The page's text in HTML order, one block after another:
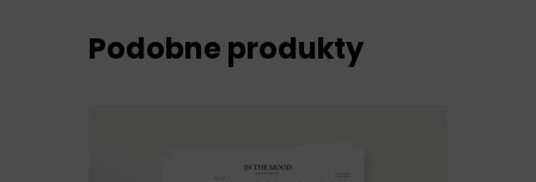
Podobne produkty